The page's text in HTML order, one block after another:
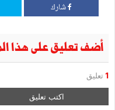
شارك
أضف تعليق على هذا
1 تعليق
اكتب تعليق